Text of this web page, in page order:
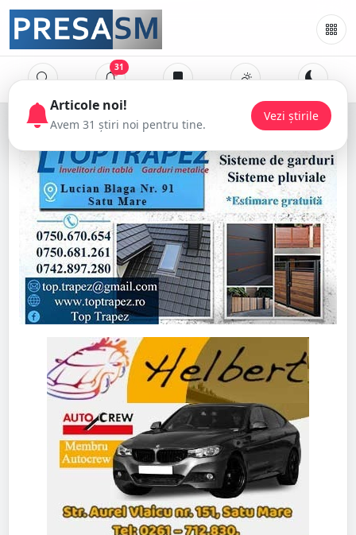
31
Articole noi!
Avem 31 știri noi pentru tine.
Vezi știrile